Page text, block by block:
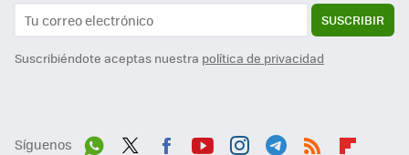
SUSCRIBIR
Suscribiéndote aceptas nuestra política de privacidad
Síguenos